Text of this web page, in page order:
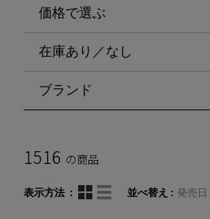
価格で選ぶ
在庫あり／なし
ブランド
1516 の商品
表示方法 並べ替え 発売日